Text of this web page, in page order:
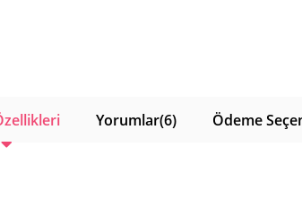
Yorumlar(6) Ödeme